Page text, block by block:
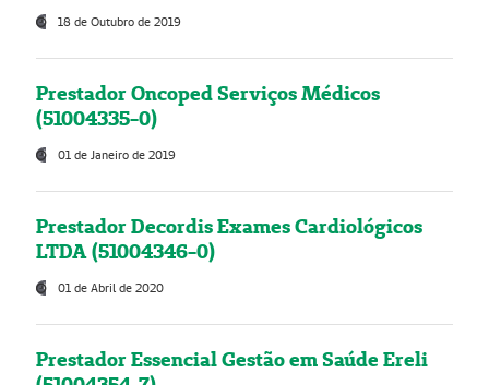
18 de Outubro de 2019
Prestador Oncoped Serviços Médicos
(51004335-0)
01 de Janeiro de 2019
Prestador Decordis Exames Cardiológicos
LTDA (51004346-0)
01 de Abril de 2020
Prestador Essencial Gestão em Saúde Ereli